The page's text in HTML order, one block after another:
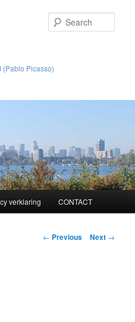
(Pablo Picasso)
verklaring CONTACT
Post
← Previous Next →